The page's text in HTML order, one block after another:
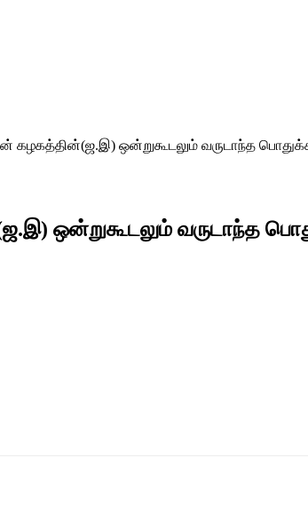
கழகத்தின்(ஜ.இ) ஒன்றுகூடலும் வருடாந்த
ஒன்றுகூடலும் வருடாந்த